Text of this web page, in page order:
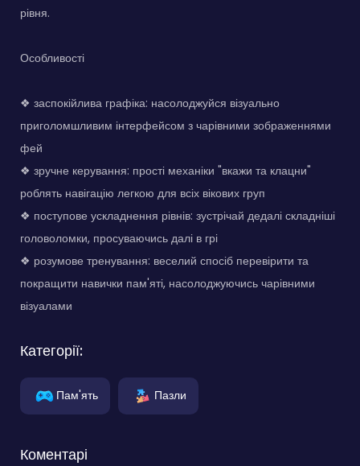
рівня.
Особливості
❖ заспокійлива графіка: насолоджуйся візуально
приголомшливим інтерфейсом з чарівними зображеннями
фей
❖ зручне керування: прості механіки "вкажи та клацни"
роблять навігацію легкою для всіх вікових груп
❖ поступове ускладнення рівнів: зустрічай дедалі складніші
головоломки, просуваючись далі в грі
❖ розумове тренування: веселий спосіб перевірити та
покращити навички пам'яті, насолоджуючись чарівними
візуалами
Категорії:
Пам'ять Пазли
Коментарі